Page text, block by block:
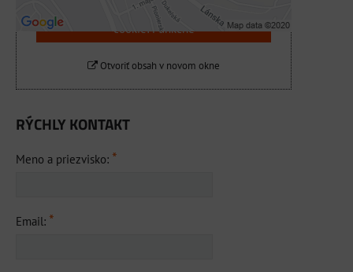
Povoliť a zapamätať - súhlas s druhom
cookie: Funkčné
Otvoriť obsah v novom okne
RÝCHLY KONTAKT
Meno a priezvisko: *
Email: *